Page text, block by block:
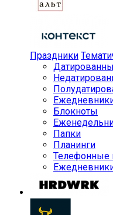
Праздники
Блокноты
Папки
Планинги
Телефонные